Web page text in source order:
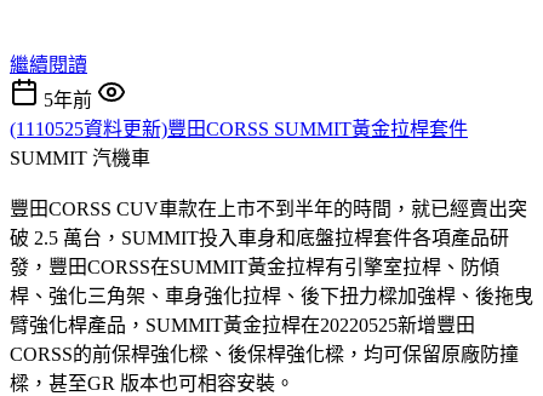
繼續閱讀
5年前
(1110525資料更新)豐田CORSS SUMMIT黃金拉桿套件
SUMMIT 汽機車
豐田CORSS CUV車款在上市不到半年的時間，就已經賣出突
破 2.5 萬台，SUMMIT投入車身和底盤拉桿套件各項產品研
發，豐田CORSS在SUMMIT黃金拉桿有引擎室拉桿、防傾
桿、強化三角架、車身強化拉桿、後下扭力樑加強桿、後拖曳
臂強化桿產品，SUMMIT黃金拉桿在20220525新增豐田
CORSS的前保桿強化樑、後保桿強化樑，均可保留原廠防撞
樑，甚至GR 版本也可相容安裝。